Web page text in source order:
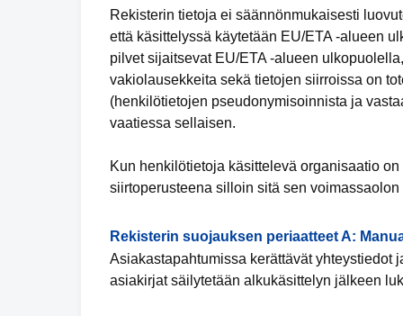
Rekisterin tietoja ei säännönmukaisesti
että käsittelyssä käytetään EU/ETA -alueen
pilvet sijaitsevat EU/ETA -alueen
vakiolausekkeita sekä tietojen siirroissa on
(henkilötietojen pseudonymisoinnista ja
vaatiessa sellaisen.
Kun henkilötietoja käsittelevä organisaatio
siirtoperusteena silloin sitä sen voimassaolon
Rekisterin suojauksen periaatteet A:
Asiakastapahtumissa kerättävät yhteystiedot
asiakirjat säilytetään alkukäsittelyn jälkeen